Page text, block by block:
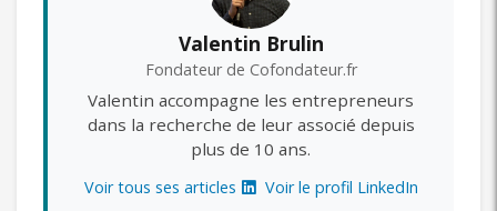
Valentin Brulin
Fondateur de Cofondateur.fr
Valentin accompagne les entrepreneurs
dans la recherche de leur associé depuis
plus de 10 ans.
Voir tous ses articles Voir le profil LinkedIn